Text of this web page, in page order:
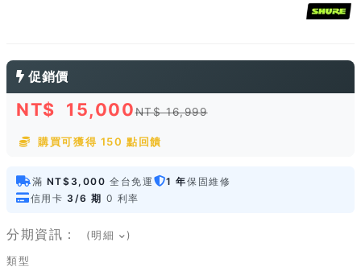
促銷價
NT$ 15,000NT$ 16,999
購買可獲得 150 點回饋
滿 NT$3,000 全台免運 1 年保固維修
信用卡 3/6 期 0 利率
分期資訊： (明細 )
類型